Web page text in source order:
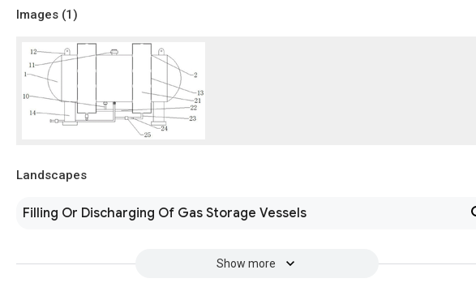
Images (1)
Landscapes
Filling Or Discharging Of Gas Storage Vessels
Show more